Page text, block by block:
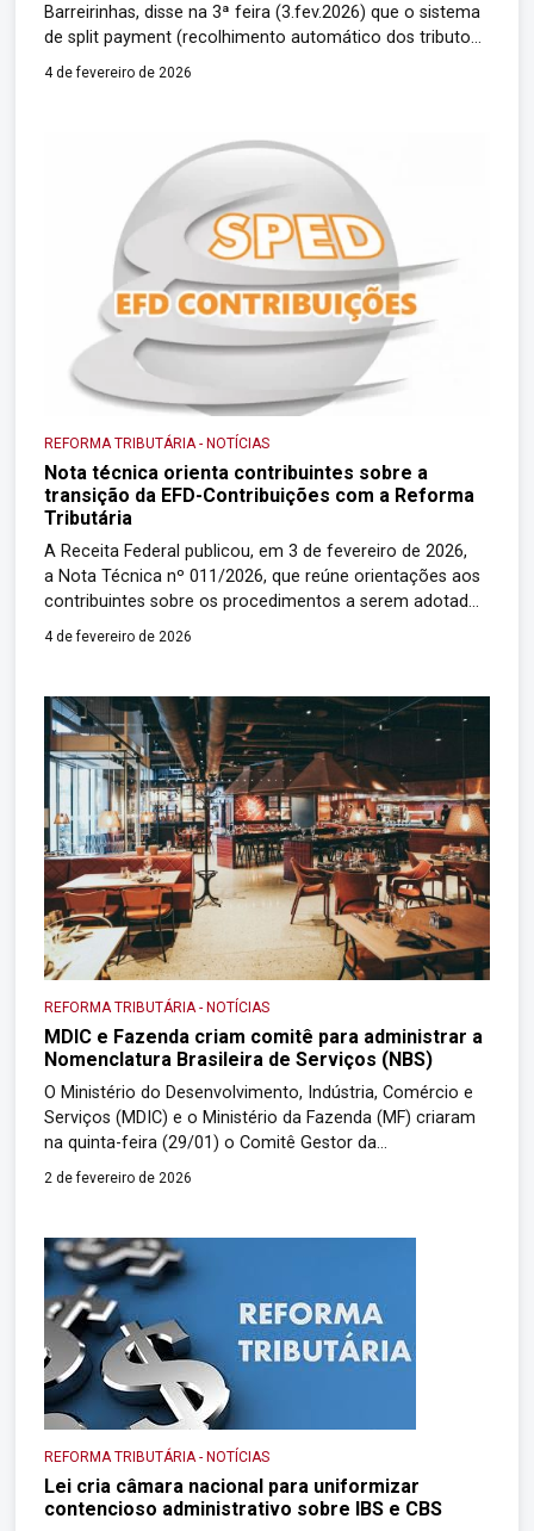
Barreirinhas, disse na 3ª feira (3.fev.2026) que o sistema
de split payment (recolhimento automático dos tributos)
deve estar pronto “no meio do ano”. O chefe do Fisco
4 de fevereiro de 2026
REFORMA TRIBUTÁRIA- NOTÍCIAS
Nota técnica orienta contribuintes sobre a
transição da EFD-Contribuições com a Reforma
Tributária
A Receita Federal publicou, em 3 de fevereiro de 2026,
a Nota Técnica nº 011/2026, que reúne orientações aos
contribuintes sobre os procedimentos a serem adotados
na EFD-Contribuições no contexto da Reforma Tributária
Imposto sobre Bens e […]
4 de fevereiro de 2026
REFORMA TRIBUTÁRIA- NOTÍCIAS
MDIC e Fazenda criam comitê para administrar a
Nomenclatura Brasileira de Serviços (NBS)
O Ministério do Desenvolvimento, Indústria, Comércio e
Serviços (MDIC) e o Ministério da Fazenda (MF) criaram
na quinta-feira (29/01) o Comitê Gestor da
Nomenclatura Brasileira de Serviços, Intangíveis e Outras
comitê será responsável por receber, analisar e se
manifestar sobre […]
2 de fevereiro de 2026
REFORMA TRIBUTÁRIA- NOTÍCIAS
Lei cria câmara nacional para uniformizar
contencioso administrativo sobre IBS e CBS